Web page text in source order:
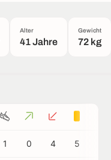
Alter
41 Jahre
Gewicht
72 kg
1 0 4 5